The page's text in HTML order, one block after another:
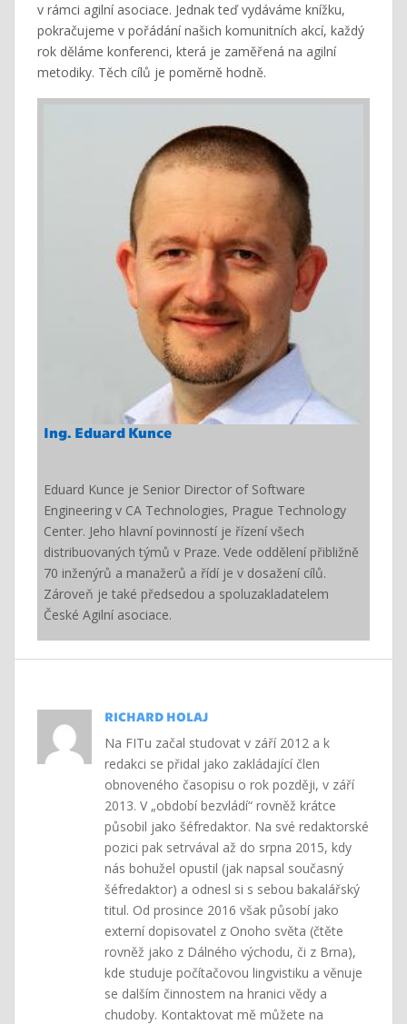
v rámci agilní asociace. Jednak teď vydáváme knížku,
pokračujeme v pořádání našich komunitních akcí, každý
rok děláme konferenci, která je zaměřená na agilní
metodiky. Těch cílů je poměrně hodně.
Ing. Eduard Kunce
Eduard Kunce je Senior Director of Software
Engineering v CA Technologies, Prague Technology
Center. Jeho hlavní povinností je řízení všech
distribuovaných týmů v Praze. Vede oddělení přibližně
70 inženýrů a manažerů a řídí je v dosažení cílů.
Zároveň je také předsedou a spoluzakladatelem
České Agilní asociace.
RICHARD HOLAJ
Na FITu začal studovat v září 2012 a k
redakci se přidal jako zakládající člen
obnoveného časopisu o rok později, v září
2013. V „období bezvládí“ rovněž krátce
působil jako šéfredaktor. Na své redaktorské
pozici pak setrvával až do srpna 2015, kdy
nás bohužel opustil (jak napsal současný
šéfredaktor) a odnesl si s sebou bakalářský
titul. Od prosince 2016 však působí jako
externí dopisovatel z Onoho světa (čtěte
rovněž jako z Dálného východu, či z Brna),
kde studuje počítačovou lingvistiku a věnuje
se dalším činnostem na hranici vědy a
chudoby. Kontaktovat mě můžete na